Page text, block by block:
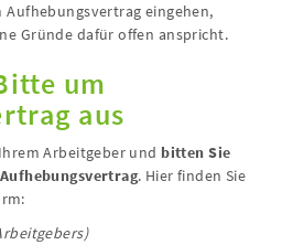
eingehen,
Gründe dafür offen anspricht.
um
aus
Arbeitgeber und bitten Sie
. Hier finden Sie